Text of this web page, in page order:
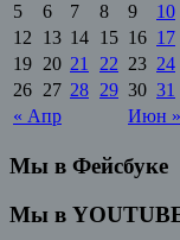
« Апр Июн »
5
6 7 8 9 10
12
13 14 15 16 17
19 20 21 22 23 24
26 27 28 29 30 31
Мы в Фейсбуке
Мы в